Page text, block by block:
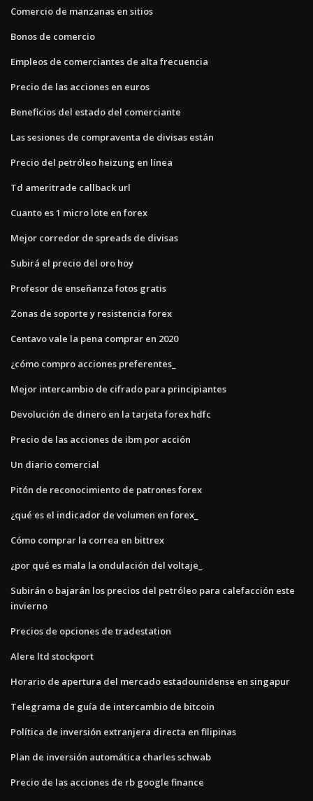
Comercio de manzanas en sitios
Bonos de comercio
Empleos de comerciantes de alta frecuencia
Precio de las acciones en euros
Beneficios del estado del comerciante
Las sesiones de compraventa de divisas están
Precio del petróleo heizung en línea
Td ameritrade callback url
Cuanto es 1 micro lote en forex
Mejor corredor de spreads de divisas
Subirá el precio del oro hoy
Profesor de enseñanza fotos gratis
Zonas de soporte y resistencia forex
Centavo vale la pena comprar en 2020
¿cómo compro acciones preferentes_
Mejor intercambio de cifrado para principiantes
Devolución de dinero en la tarjeta forex hdfc
Precio de las acciones de ibm por acción
Un diario comercial
Pitón de reconocimiento de patrones forex
¿qué es el indicador de volumen en forex_
Cómo comprar la correa en bittrex
¿por qué es mala la ondulación del voltaje_
Subirán o bajarán los precios del petróleo para calefacción este
invierno
Precios de opciones de tradestation
Alere ltd stockport
Horario de apertura del mercado estadounidense en singapur
Telegrama de guía de intercambio de bitcoin
Política de inversión extranjera directa en filipinas
Plan de inversión automática charles schwab
Precio de las acciones de rb google finance